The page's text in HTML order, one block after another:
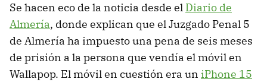
Se hacen eco de la noticia desde el Diario de
Almería, donde explican que el Juzgado Penal 5
de Almería ha impuesto una pena de seis meses
de prisión a la persona que vendía el móvil en
Wallapop. El móvil en cuestión era un iPhone 15